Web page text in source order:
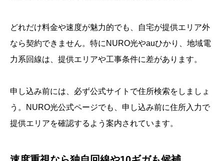
どれだけ料金や速度が魅力的でも、自宅が提供エリア外
なら契約できません。特にNURO光やauひかり、地域電
力系回線は、提供エリアや工事条件に差があります。
申し込み前には、必ず公式サイトで住所検索をしましょ
う。NURO光公式ページでも、申し込み前に住所入力で
提供エリアを確認するよう案内されています。